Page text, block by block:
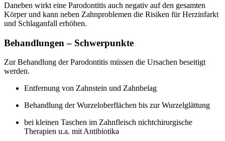
Daneben wirkt eine Parodontitis auch negativ auf den gesamten
Körper und kann neben Zahnproblemen die Risiken für Herzinfarkt
und Schlaganfall erhöhen.
Behandlungen – Schwerpunkte
Zur Behandlung der Parodontitis müssen die Ursachen beseitigt
werden.
Entfernung von Zahnstein und Zahnbelag
Behandlung der Wurzeloberflächen bis zur Wurzelglättung
bei kleinen Taschen im Zahnfleisch nichtchirurgische
Therapien u.a. mit Antibiotika